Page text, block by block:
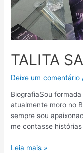
TALITA
Deixe um comentário
BiografiaSou
atualmente moro no
sempre sou
me contasse
Leia mais »